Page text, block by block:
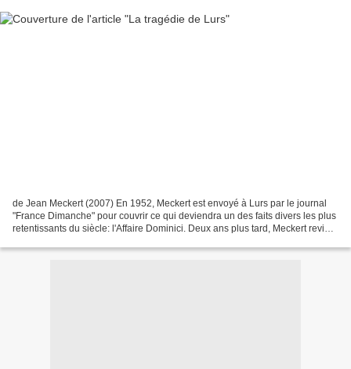
de Jean Meckert (2007) En 1952, Meckert est envoyé à Lurs par le journal
"France Dimanche" pour couvrir ce qui deviendra un des faits divers les plus
retentissants du siècle: l'Affaire Dominici. Deux ans plus tard, Meckert revient